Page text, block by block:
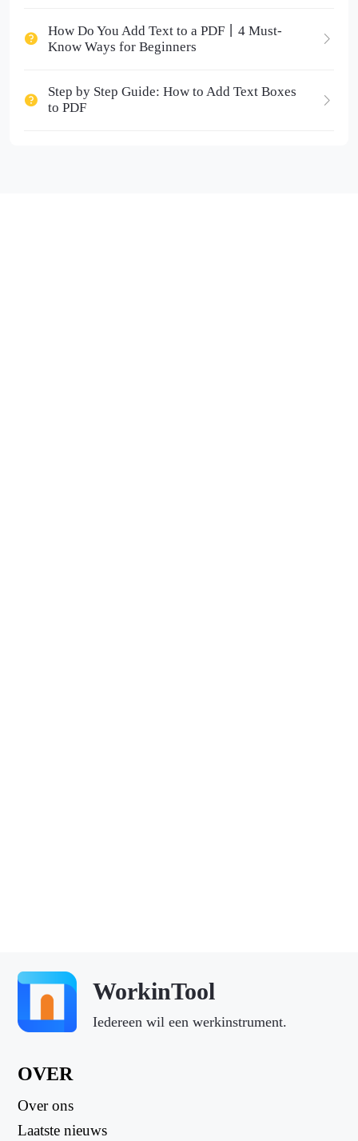
How Do You Add Text to a PDF丨4 Must-
Know Ways for Beginners
Step by Step Guide: How to Add Text Boxes
to PDF
WorkinTool
Iedereen wil een werkinstrument.
OVER
Over ons
Laatste nieuws